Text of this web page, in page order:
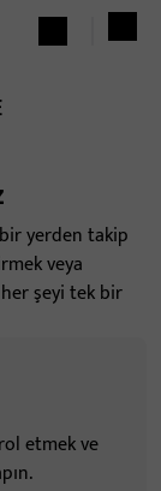
yerden takip
veya
şeyi tek bir
etmek ve